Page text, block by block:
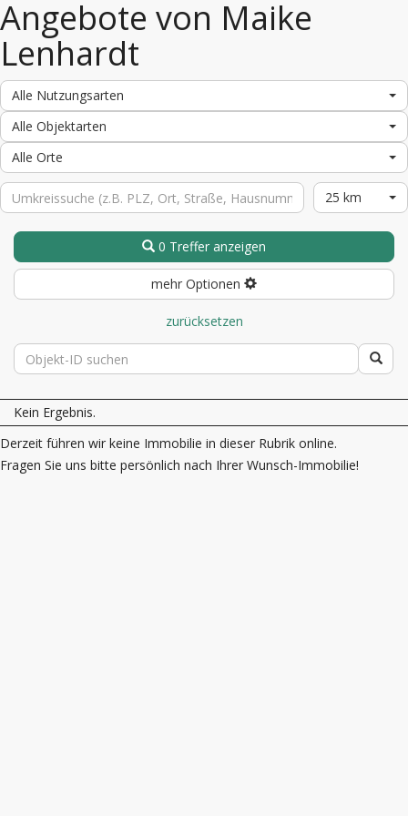
Angebote von Maike
Lenhardt
Alle Nutzungsarten
Alle Objektarten
Alle Orte
25 km
0 Treffer anzeigen
mehr Optionen
zurücksetzen
Kein Ergebnis.
Derzeit führen wir keine Immobilie in dieser Rubrik online.
Fragen Sie uns bitte persönlich nach Ihrer Wunsch-Immobilie!